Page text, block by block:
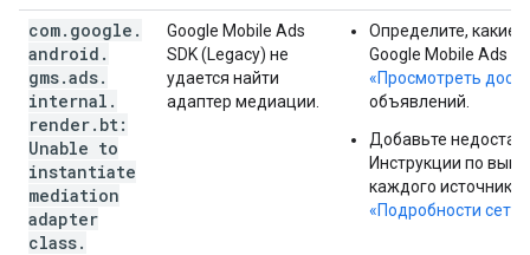
com. google .
android .
gms.ads.
internal .
render. bt:
Unable to
instantiate
mediation
adapter
class.
Google Mobile Ads
SDK (Legacy) не
удается найти
адаптер медиации.
Определите, какие
Google Mobile Ads
«Просмотреть
объявлений.
Добавьте
Инструкции по
каждого
«Подробности сети»